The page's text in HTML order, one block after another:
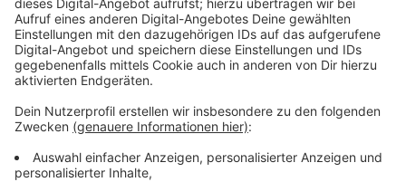
die Strecke zwischen Duisburg und Essen. Bei der
Rheinbahn und den Bussen der WSW muss mit
Verspätungen gerechnet werden. Die Wuppertaler
Schwebebahn hat ihren Betrieb für heute wegen
vereister Stromschienen eingestellt. Sie konnte heute
Morgen nicht weiterfahren. Sechs Personen mussten
deshalb von der Feuerwehr über Drehleitern befreit
werden.